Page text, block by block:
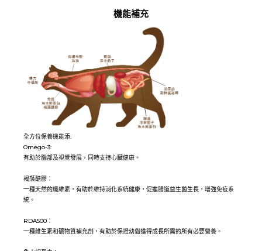
機能補充
全方位保養機能添:
Omego-3:
有助於腦部及視覺發展，同時支持心臟健康。
褐藻醣膠：
一種天然的纖維素，有助於維持消化系統健康，促進腸道益生菌生長，增強免疫系
統。
RDA500：
一種維生素和礦物質補充劑，有助於保證幼貓獲得成長所需的所有必要營養。